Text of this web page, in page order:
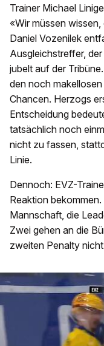
Trainer Michael
«Wir müssen
Daniel Vozenilek
Ausgleichstreffer,
jubelt auf der
den noch
Chancen. Herzogs
Entscheidung
tatsächlich noch
nicht zu fassen,
Linie.
Dennoch: EVZ-
Reaktion
Mannschaft, die
Zwei gehen an die
zweiten Penalty